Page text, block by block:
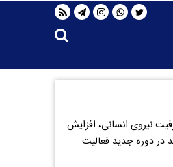
نیروی انسانی، افزایش
در دوره جدید فعالیت